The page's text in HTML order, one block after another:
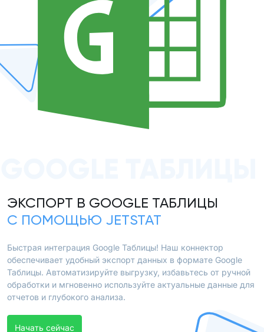
ЭКСПОРТ В GOOGLE ТАБЛИЦЫ
С ПОМОЩЬЮ JETSTAT
Быстрая интеграция Google Таблицы! Наш коннектор
обеспечивает удобный экспорт данных в формате Google
Таблицы. Автоматизируйте выгрузку, избавьтесь от ручной
обработки и мгновенно используйте актуальные данные для
отчетов и глубокого анализа.
Начать сейчас